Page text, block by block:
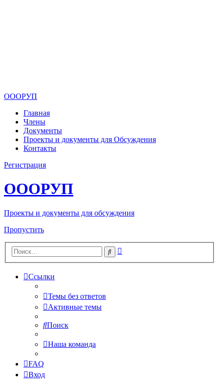
ОООРУП
Главная
Члены
Документы
Проекты и документы для Обсуждения
Контакты
Регистрация
ОООРУП
Проекты и документы для обсуждения
Пропустить
Поиск
Ссылки
Темы без ответов
Активные темы
Поиск
Наша команда
FAQ
Вход